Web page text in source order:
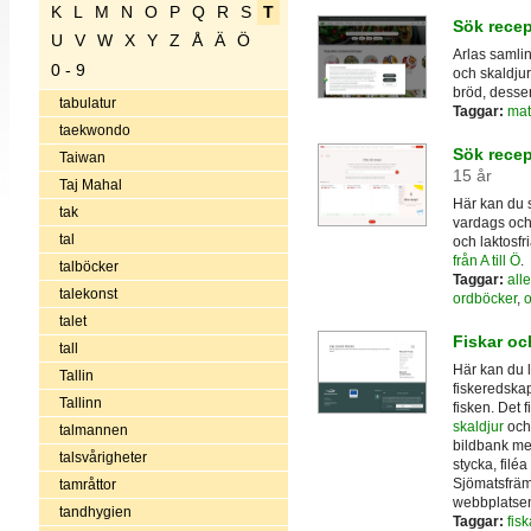
K
L M N O P Q R S
T
U
V W X Y Z Å Ä
Ö
0 - 9
tabulatur
taekwondo
Taiwan
Taj Mahal
tak
tal
talböcker
talekonst
talet
tall
Tallin
Tallinn
talmannen
talsvårigheter
tamråttor
tandhygien
Sök
Arlas
och
bröd,
Taggar:
Sök
15 år
Här kan du
vardags
och
från A till Ö.
Taggar:
ordböcker,
Fiskar
Här kan du
fisken. Det
skaldjur
bildbank
stycka,
Taggar: